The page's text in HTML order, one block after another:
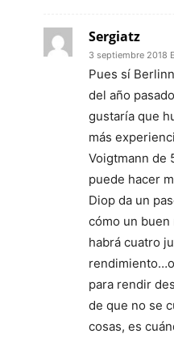
Sergiatz
3 septiembre 2018
Pues sí
del año
gustaría que
más
Voigtmann de
puede hacer
Diop da un
cómo un
habrá cuatro
para rendir
de que no se
cosas, es